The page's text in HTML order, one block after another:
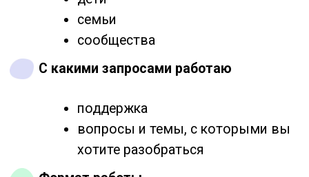
Работа с психосоматическим
запросом в оптике арт-терапии и
гештальт подхода
В эмиграции с 2022 года, Живу между
Многому учусь в совместном опыте с
клиентами. Поддерживаю интерес, тепло,
любопытство и совместность.